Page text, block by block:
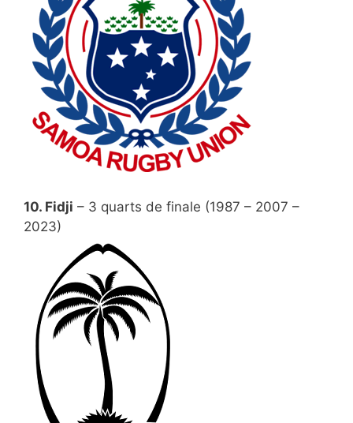
10. Fidji – 3 quarts de finale (1987 – 2007 –
2023)